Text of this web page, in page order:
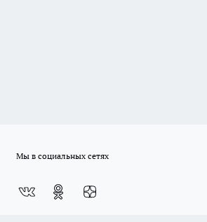
Мы в социальных сетях